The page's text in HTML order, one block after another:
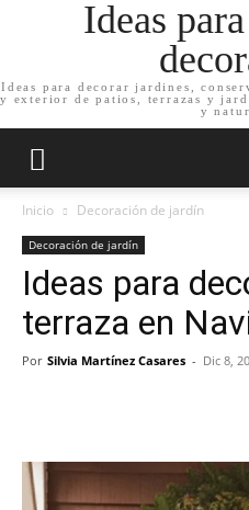
Ideas
Ideas para decorar jardines,
y exterior de patios, terrazas y
y
Inicio Decoración de jardín
Decoración de jardín
Ideas para
terraza en
Por Silvia Martínez Casares - Dic 8,